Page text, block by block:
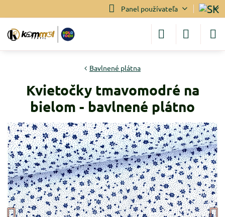
Panel používateľa
Bavlnené plátna
Kvietočky tmavomodré na
bielom - bavlnené plátno